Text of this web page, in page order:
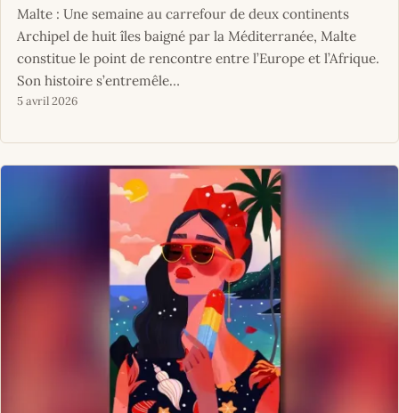
Malte : Une semaine au carrefour de deux continents
Archipel de huit îles baigné par la Méditerranée, Malte
constitue le point de rencontre entre l’Europe et l’Afrique.
Son histoire s’entremêle…
5 avril 2026